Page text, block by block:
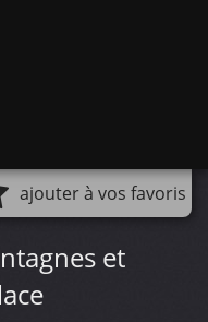
ajouter à vos favoris
et